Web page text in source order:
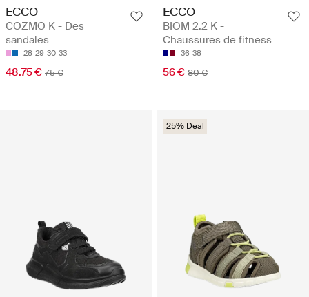
ECCO
COZMO K - Des
sandales
28 29 30 33
48.75 € 75 €
ECCO
BIOM 2.2 K -
Chaussures de fitness
36 38
56 € 80 €
25% Deal